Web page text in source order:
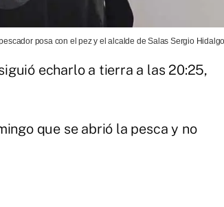
posa con el pez y el alcalde de Salas Sergio
echarlo a tierra a las 20:25,
que se abrió la pesca y no